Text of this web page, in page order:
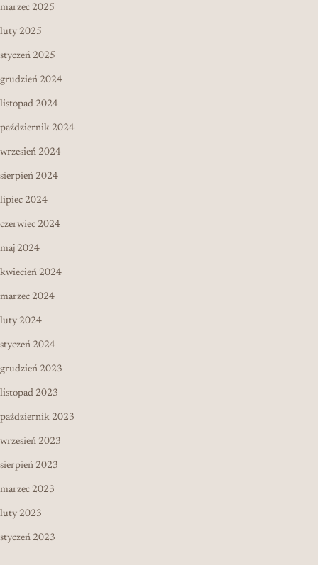
marzec 2025
luty 2025
styczeń 2025
grudzień 2024
listopad 2024
październik 2024
wrzesień 2024
sierpień 2024
lipiec 2024
czerwiec 2024
maj 2024
kwiecień 2024
marzec 2024
luty 2024
styczeń 2024
grudzień 2023
listopad 2023
październik 2023
wrzesień 2023
sierpień 2023
marzec 2023
luty 2023
styczeń 2023